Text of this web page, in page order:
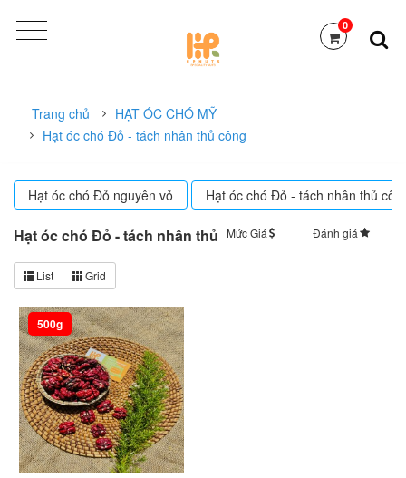
0
Trang chủ
HẠT ÓC CHÓ MỸ
Hạt óc chó Đỏ - tách nhân thủ công
Hạt óc chó Đỏ nguyên vỏ Hạt óc chó Đỏ - tách nhân thủ
Hạt óc chó Đỏ - tách nhân thủ công Sắp xếp
Mức Giá Đánh giá
List Grid
500g